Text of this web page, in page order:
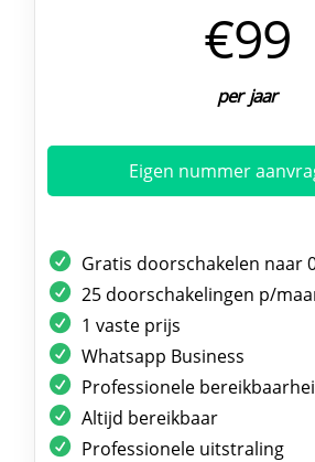
€99
per jaar
Eigen nummer
Gratis doorschakelen naar
25 doorschakelingen p/
1 vaste prijs
Whatsapp Business
Professionele
Altijd bereikbaar
Professionele uitstraling